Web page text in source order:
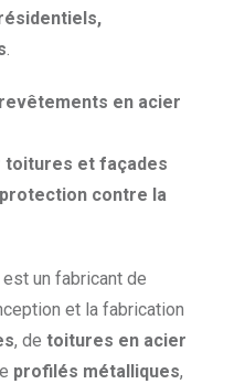
.
en acier
toitures et façades
contre la
est un fabricant de
et la fabrication
, de toitures en acier
profilés métalliques,